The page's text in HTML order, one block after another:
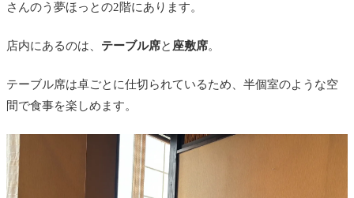
さんのう夢ほっとの2階にあります。
店内にあるのは、 テーブル席と 座敷席。
テーブル席は卓ごとに仕切られているため、半個室のような空
間で食事を楽しめます。